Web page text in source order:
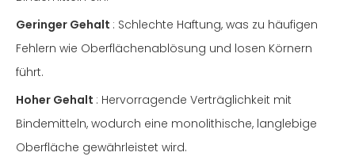
Geringer Gehalt : Schlechte Haftung, was zu häufigen
Fehlern wie Oberflächenablösung und losen Körnern
führt.
Hoher Gehalt : Hervorragende Verträglichkeit mit
Bindemitteln, wodurch eine monolithische, langlebige
Oberfläche gewährleistet wird.